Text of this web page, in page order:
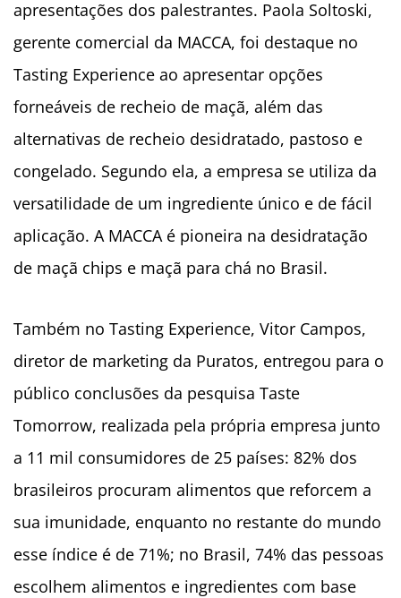
apresentações dos palestrantes. Paola Soltoski,
gerente comercial da MACCA, foi destaque no
Tasting Experience ao apresentar opções
forneáveis de recheio de maçã, além das
alternativas de recheio desidratado, pastoso e
congelado. Segundo ela, a empresa se utiliza da
versatilidade de um ingrediente único e de fácil
aplicação. A MACCA é pioneira na desidratação
de maçã chips e maçã para chá no Brasil.
Também no Tasting Experience, Vitor Campos,
diretor de marketing da Puratos, entregou para o
público conclusões da pesquisa Taste
Tomorrow, realizada pela própria empresa junto
a 11 mil consumidores de 25 países: 82% dos
brasileiros procuram alimentos que reforcem a
sua imunidade, enquanto no restante do mundo
esse índice é de 71%; no Brasil, 74% das pessoas
escolhem alimentos e ingredientes com base